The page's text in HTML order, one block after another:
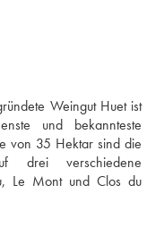
Weingut Huet ist
und bekannteste
von 35 Hektar sind die
drei verschiedene
Le Mont und Clos du